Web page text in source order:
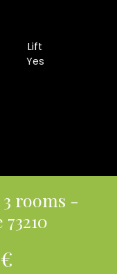
Lift
Yes
rooms -
€